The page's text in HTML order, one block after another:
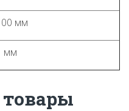
мм
мм
товары